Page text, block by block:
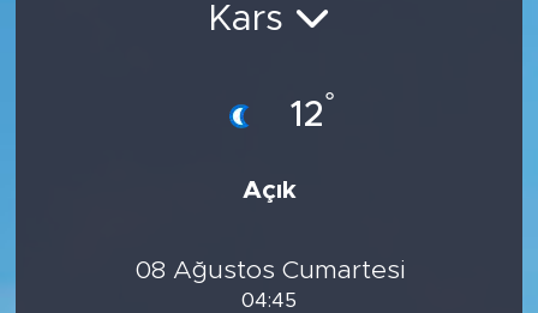
Kars
12°
Açık
08 Ağustos Cumartesi
04:45